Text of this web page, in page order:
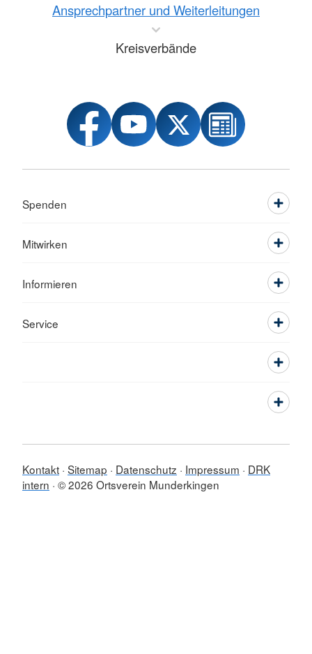
Ansprechpartner und Weiterleitungen
Kreisverbände
Spenden
Mitwirken
Informieren
Service
Kontakt Sitemap Datenschutz Impressum
DRK
intern © 2026 Ortsverein Munderkingen